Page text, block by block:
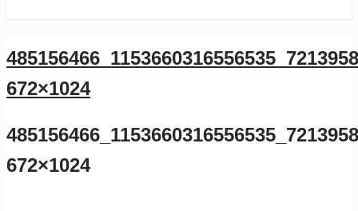
672×1024
672×1024